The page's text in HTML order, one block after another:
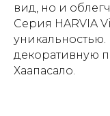
вид, но и
Серия HARVIA
декоративную
Хаапасало.